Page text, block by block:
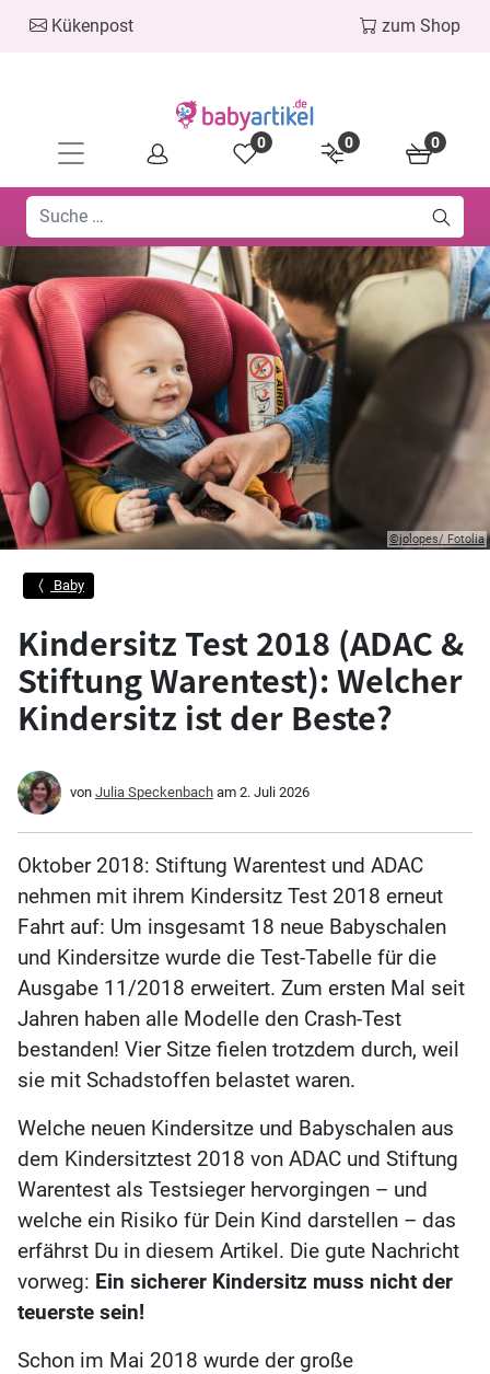
Kükenpost zum Shop
0
0
0
©jolopes/ Fotolia
Baby
Kindersitz Test 2018 (ADAC &
Stiftung Warentest): Welcher
Kindersitz ist der Beste?
von Julia Speckenbach am 2. Juli 2026
Oktober 2018: Stiftung Warentest und ADAC
nehmen mit ihrem Kindersitz Test 2018 erneut
Fahrt auf: Um insgesamt 18 neue Babyschalen
und Kindersitze wurde die Test-Tabelle für die
Ausgabe 11/2018 erweitert. Zum ersten Mal seit
Jahren haben alle Modelle den Crash-Test
bestanden! Vier Sitze fielen trotzdem durch, weil
sie mit Schadstoffen belastet waren.
Welche neuen Kindersitze und Babyschalen aus
dem Kindersitztest 2018 von ADAC und Stiftung
Warentest als Testsieger hervorgingen – und
welche ein Risiko für Dein Kind darstellen – das
erfährst Du in diesem Artikel. Die gute Nachricht
vorweg: Ein sicherer Kindersitz muss nicht der
teuerste sein!
Schon im Mai 2018 wurde der große